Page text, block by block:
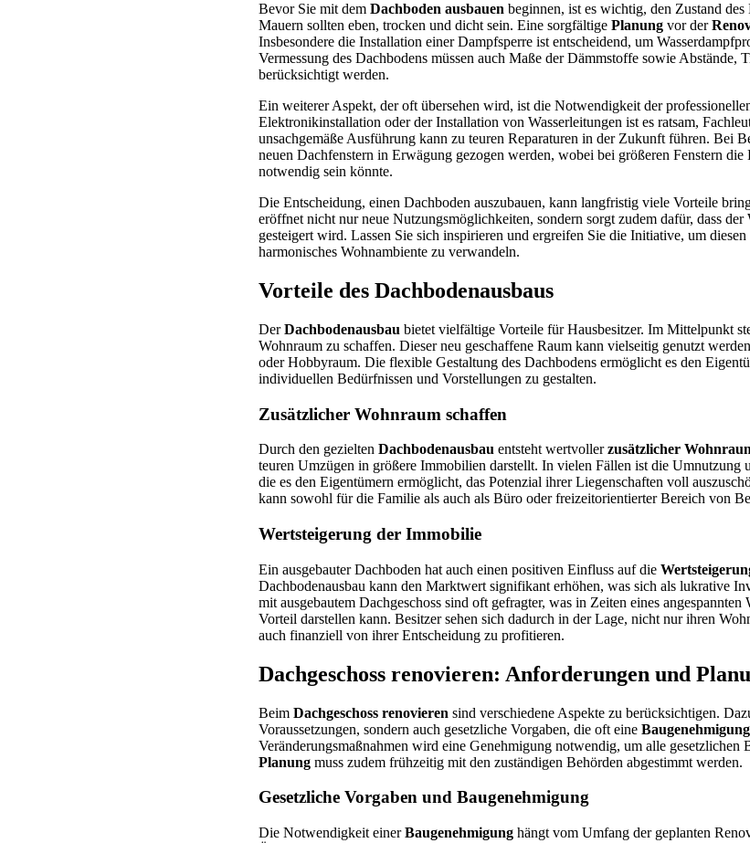
Bevor Sie mit dem Dachboden ausbauen beginnen, ist es wichtig, den Zustand
Mauern sollten eben, trocken und dicht sein. Eine sorgfältige Planung vor der
Insbesondere die Installation einer Dampfsperre ist entscheidend, um
Vermessung des Dachbodens müssen auch Maße der Dämmstoffe sowie Abstände,
berücksichtigt werden.
Ein weiterer Aspekt, der oft übersehen wird, ist die Notwendigkeit der
Elektronikinstallation oder der Installation von Wasserleitungen ist es ratsam,
unsachgemäße Ausführung kann zu teuren Reparaturen in der Zukunft führen. Bei
neuen Dachfenstern in Erwägung gezogen werden, wobei bei größeren Fenstern die
notwendig sein könnte.
Die Entscheidung, einen Dachboden auszubauen, kann langfristig viele Vorteile
eröffnet nicht nur neue Nutzungsmöglichkeiten, sondern sorgt zudem dafür, dass
gesteigert wird. Lassen Sie sich inspirieren und ergreifen Sie die Initiative, um
harmonisches Wohnambiente zu verwandeln.
Vorteile des Dachbodenausbaus
DerDachbodenausbau bietet vielfältige Vorteile für Hausbesitzer. Im Mittelpunkt
Wohnraum zu schaffen. Dieser neu geschaffene Raum kann vielseitig genutzt
oder Hobbyraum. Die flexible Gestaltung des Dachbodens ermöglicht es den
individuellen Bedürfnissen und Vorstellungen zu gestalten.
Zusätzlicher Wohnraum schaffen
Durch den gezielten Dachbodenausbau entsteht wertvollerzusätzlicher
teuren Umzügen in größere Immobilien darstellt. In vielen Fällen ist die Umnutzung
die es den Eigentümern ermöglicht, das Potenzial ihrer Liegenschaften voll
kann sowohl für die Familie als auch als Büro oder freizeitorientierter Bereich von
Wertsteigerung der Immobilie
Ein ausgebauter Dachboden hat auch einen positiven Einfluss auf die
Dachbodenausbau kann den Marktwert signifikant erhöhen, was sich als lukrative
mit ausgebautem Dachgeschoss sind oft gefragter, was in Zeiten eines
Vorteil darstellen kann. Besitzer sehen sich dadurch in der Lage, nicht nur ihren
auch finanziell von ihrer Entscheidung zu profitieren.
Dachgeschoss renovieren: Anforderungen und
Beim Dachgeschoss renovieren sind verschiedene Aspekte zu berücksichtigen.
Voraussetzungen, sondern auch gesetzliche Vorgaben, die oft eine Baugenehmigung
Veränderungsmaßnahmen wird eine Genehmigung notwendig, um alle gesetzlichen
Planung muss zudem frühzeitig mit den zuständigen Behörden abgestimmt werden.
Gesetzliche Vorgaben und Baugenehmigung
Die Notwendigkeit einerBaugenehmigung hängt vom Umfang der geplanten